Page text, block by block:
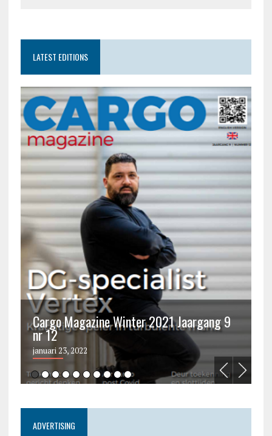
LATEST EDITIONS
Cargo Magazine Winter 2021 Jaargang 9
nr 12
januari 23, 2022
ADVERTISING